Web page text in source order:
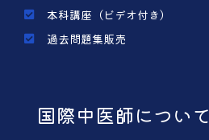
本科講座（ビデオ付き）
過去問題集販売
国際中医師について